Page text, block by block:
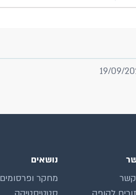
קשר
נושאים
מחקר ופרסומים